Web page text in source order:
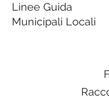
Linee Guida
Municipali Locali